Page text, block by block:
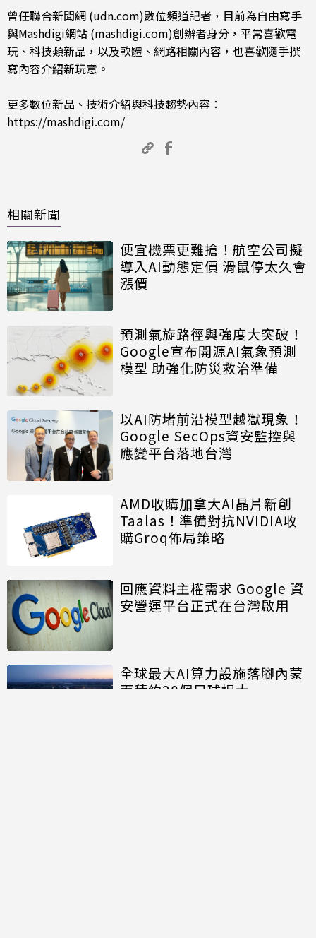
曾任聯合新聞網 (udn.com)數位頻道記者，目前為自由寫手
與Mashdigi網站 (mashdigi.com)創辦者身分，平常喜歡電
玩、科技類新品，以及軟體、網路相關內容，也喜歡隨手撰
寫內容介紹新玩意。
更多數位新品、技術介紹與科技趨勢內容：
https://mashdigi.com/
相關新聞
便宜機票更難搶！航空公司擬
導入AI動態定價 滑鼠停太久會
漲價
預測氣旋路徑與強度大突破！
Google宣布開源AI氣象預測
模型 助強化防災救治準備
以AI防堵前沿模型越獄現象！
Google SecOps資安監控與
應變平台落地台灣
AMD收購加拿大AI晶片新創
Taalas！準備對抗NVIDIA收
購Groq佈局策略
回應資料主權需求 Google 資
安營運平台正式在台灣啟用
全球最大AI算力設施落腳內蒙
面積約20個足球場大